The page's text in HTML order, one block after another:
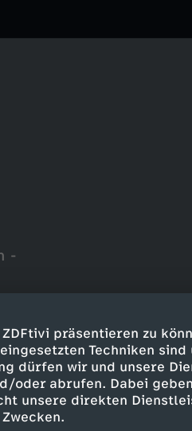
präsentieren zu
Techniken
dürfen wir und unsere
oder abrufen. Dabei
unsere direkten
-